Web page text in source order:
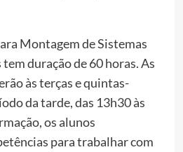
Montagem de Sistemas
duração de 60 horas. As
às terças e quintas-
da tarde, das 13h30 às
os alunos
para trabalhar com